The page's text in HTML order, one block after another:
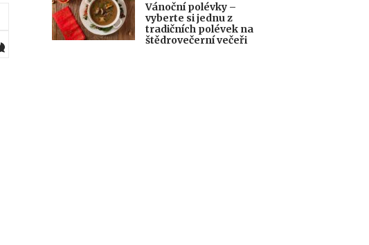
Vánoční polévky –
vyberte si jednu z
tradičních polévek na
štědrovečerní večeři